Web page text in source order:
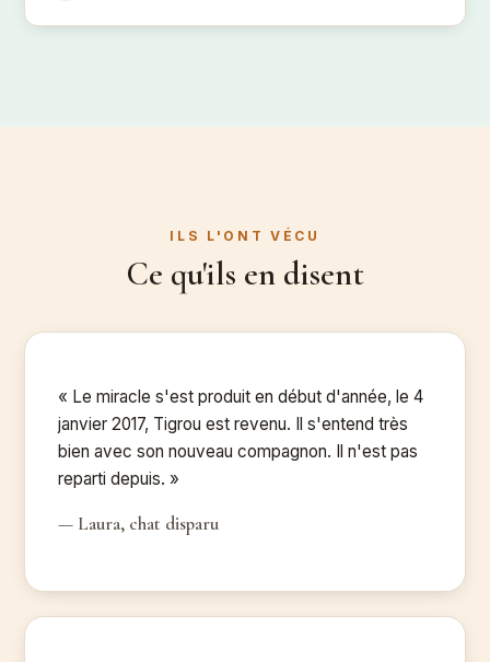
ILS L'ONT VÉCU
Ce qu'ils en disent
« Le miracle s'est produit en début d'année, le 4
janvier 2017, Tigrou est revenu. Il s'entend très
bien avec son nouveau compagnon. Il n'est pas
reparti depuis. »
— Laura, chat disparu